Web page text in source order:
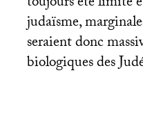
judaïsme,
seraient donc
biologiques des